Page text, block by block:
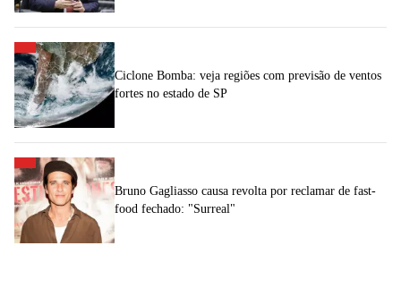
Ciclone Bomba: veja regiões com previsão de ventos
fortes no estado de SP
Bruno Gagliasso causa revolta por reclamar de fast-
food fechado: "Surreal"